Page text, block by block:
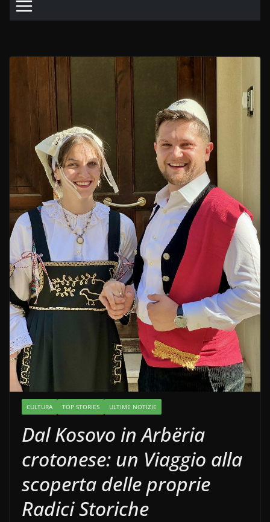
CULTURA TOP STORIES ULTIME NOTIZIE
Dal Kosovo in Arbëria
crotonese: un Viaggio alla
scoperta delle proprie
Radici Storiche